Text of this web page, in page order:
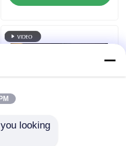
Merkezi Havaalanı
Marka Vitrin
looking